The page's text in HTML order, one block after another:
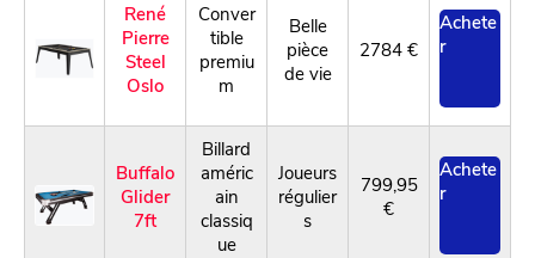
René
Pierre
Steel
Oslo
Conver
tible
premiu
m
Belle
pièce
de vie
2784 €
Achete
r
Buffalo
Glider
7ft
Billard
améric
ain
classiq
ue
Joueurs
régulier
s
799,95
€
Achete
r